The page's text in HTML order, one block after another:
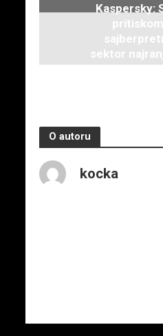
Kaspersky:
sektor
O autoru
kocka